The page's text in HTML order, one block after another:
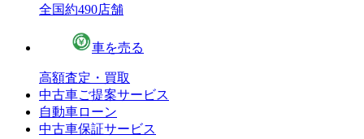
全国約490店舗
車を売る
高額査定・買取
中古車ご提案サービス
自動車ローン
中古車保証サービス